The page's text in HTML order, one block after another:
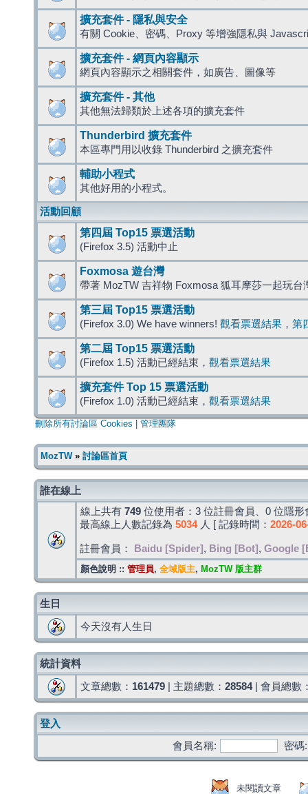
擴充套件 - 隱私與安全
有關 Cookie、密碼、Proxy 等增強隱私與
擴充套件 - 網頁內容顯示
網頁內容顯示之相關套件，如廣告、圖像等
擴充套件 - 其他
其他無法歸類於上述各項的擴充套件
Thunderbird 擴充套件
本區專門用以收錄 Thunderbird 之擴充套件
輔助小程式
其他好用的小程式。
活動回顧
第四屆 Top15 票選活動
(Firefox 3.5) 活動中止
Foxmosa 遊台灣
帶著 MozTW 吉祥物 Foxmosa 狐耳摩莎一起玩台
第三屆 Top15 票選活動
(Firefox 3.0) We have winners! 觀看票選結果 ， 第
第二屆 Top15 票選活動
(Firefox 1.5) 活動已經結束， 觀看票選結果
擴充套件 Top 15 票選活動
(Firefox 1.0) 活動已經結束， 觀看票選結果
刪除所有討論區 Cookies 管理團隊
MozTW» 討論區首頁
誰在線上
線上共有 749 位使用者：3 位註冊會員、0 位隱
最高線上人數記錄為 5034人 [ 記錄時間： 2026-
註冊會員： Baidu [Spider] , Bing [Bot] , Google
顏色說明 :: 管理員, 全域版主, MozTW 版主群
生日
今天沒有人生日
統計資料
文章總數： 161479 | 主題總數： 28584| 會員總數
登入
會員名稱:
密碼:
未閱讀文章